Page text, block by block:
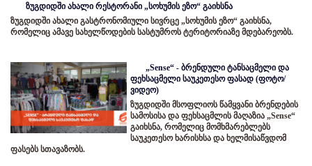
ზუგდიდში ახალი რესტორანი „სოხუმის ეზო“ გაიხსნა
ზუგდიდში ახალი გასტრონომიული სივრცე „სოხუმის ეზო“ გაიხსნა,
რომელიც ამავე სახელწოდების სასტუმროს ტერიტორიაზე მდებარეობს.
„Sense“ - ბრენდული ტანსაცმელი და
ფეხსაცმელი საუკეთესო ფასად (ფოტო/
ვიდეო)
ზუგდიდში მსოფლიოს წამყვანი ბრენდების
სამოსისა და ფეხსაცმლის მაღაზია „Sense“
გაიხსნა, რომელიც მომხმარებლებს
საუკეთესო ხარისხსა და ხელმისაწვდომ
ფასებს სთავაზობს.